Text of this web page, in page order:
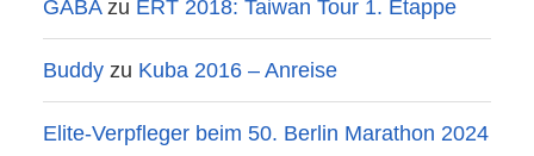
GABAzu ERT 2018: Taiwan Tour 1. Etappe
Buddy zu Kuba 2016 – Anreise
Elite-Verpfleger beim 50. Berlin Marathon 2024